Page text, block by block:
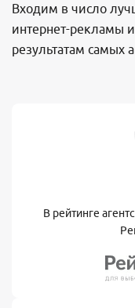
Входим в число
интернет-рекламы
результатам самых
В рейтинге